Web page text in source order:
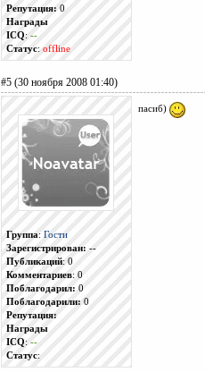
Репутация: 0
Награды
ICQ: --
Статус: offline
#5 (30 ноября 2008 01:40)
Группа: Гости
Зарегистрирован: --
Публикаций: 0
Комментариев: 0
Поблагодарил: 0
Поблагодарили: 0
Репутация:
Награды
ICQ: --
Статус:
пасиб)